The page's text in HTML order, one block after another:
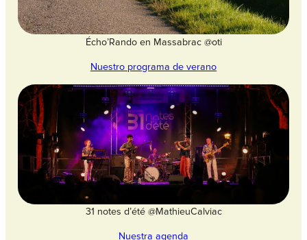
Écho’Rando en Massabrac @oti
Nuestro programa de verano
31 notes d’été @MathieuCalviac
Nuestra agenda